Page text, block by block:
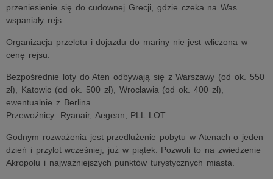
przeniesienie się do cudownej Grecji, gdzie czeka na Was
wspaniały rejs.
Organizacja przelotu i dojazdu do mariny nie jest wliczona w
cenę rejsu.
Bezpośrednie loty do Aten odbywają się z Warszawy (od ok. 550
zł), Katowic (od ok. 500 zł), Wrocławia (od ok. 400 zł),
ewentualnie z Berlina.
Przewoźnicy: Ryanair, Aegean, PLL LOT.
Godnym rozważenia jest przedłużenie pobytu w Atenach o jeden
dzień i przylot wcześniej, już w piątek. Pozwoli to na zwiedzenie
Akropolu i najważniejszych punktów turystycznych miasta.